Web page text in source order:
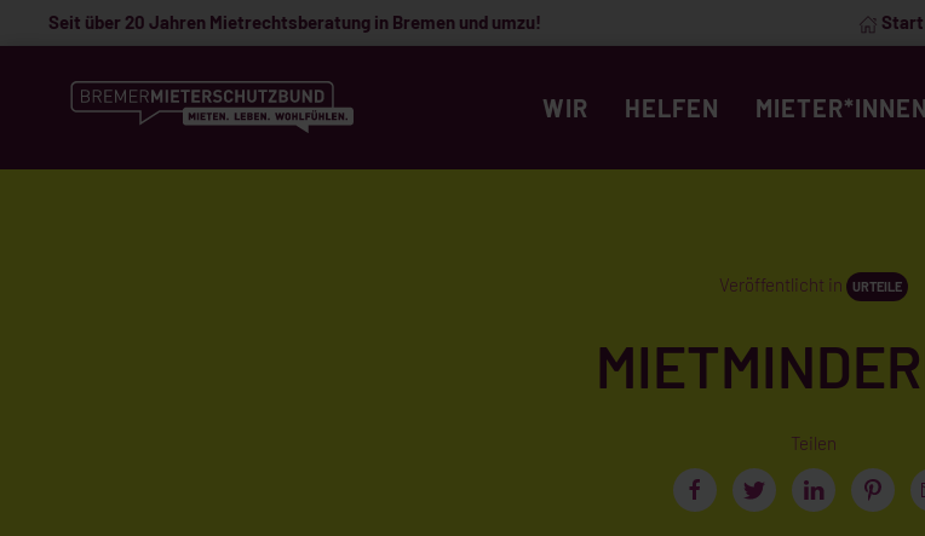
Seit über 20 Jahren Mietrechtsberatung in Bremen und umzu! Start
WIR HELFEN MIETER*INNEN
Veröffentlicht in URTEILE
Teilen